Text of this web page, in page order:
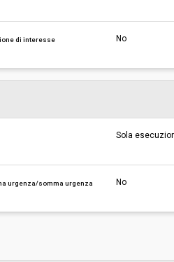
di interesse No
Sola
urgenza/somma urgenza No